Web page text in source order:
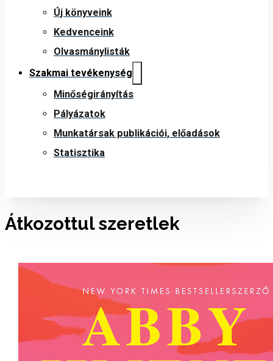
Új könyveink
Kedvenceink
Olvasmánylisták
Szakmai tevékenység
Minőségirányítás
Pályázatok
Munkatársak publikációi, előadások
Statisztika
Átkozottul szeretlek